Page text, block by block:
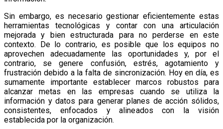
Sin embargo, es necesario gestionar eficientemente estas
herramientas tecnológicas y contar con una articulación
mejorada y bien estructurada para no perderse en este
contexto. De lo contrario, es posible que los equipos no
aprovechen adecuadamente las oportunidades y, por el
contrario, se genere confusión, estrés, agotamiento y
frustración debido a la falta de sincronización. Hoy en día, es
sumamente importante establecer marcos robustos para
alcanzar metas en las empresas cuando se utiliza la
información y datos para generar planes de acción sólidos,
consistentes, enfocados y alineados con la visión
establecida por la organización.